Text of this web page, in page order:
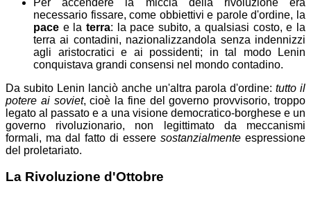
necessario fissare, come obbiettivi e parole d'ordine, la
pace e la terra: la pace subito, a qualsiasi costo, e la
terra ai contadini, nazionalizzandola senza indennizzi
agli aristocratici e ai possidenti; in tal modo Lenin
conquistava grandi consensi nel mondo contadino.
Da subito Lenin lanciò anche un'altra parola d'ordine: tutto il
potere ai soviet, cioè la fine del governo provvisorio, troppo
legato al passato e a una visione democratico-borghese e un
governo rivoluzionario, non legittimato da meccanismi
formali, ma dal fatto di essere sostanzialmente espressione
del proletariato.
La Rivoluzione d'Ottobre